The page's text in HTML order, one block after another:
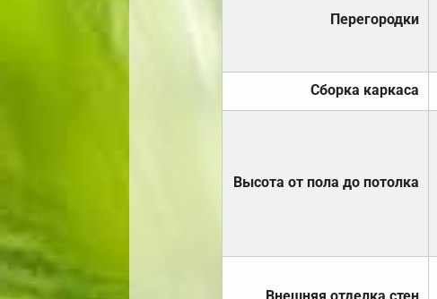
Перегородки
Сборка каркаса
Высота от пола до потолка